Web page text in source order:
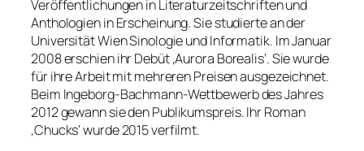
Veröffentlichungen in Literaturzeitschriften und
Anthologien in Erscheinung. Sie studierte an der
Universität Wien Sinologie und Informatik. Im Januar
2008 erschien ihr Debüt ‚Aurora Borealis‘. Sie wurde
für ihre Arbeit mit mehreren Preisen ausgezeichnet.
Beim Ingeborg-Bachmann-Wettbewerb des Jahres
2012 gewann sie den Publikumspreis. Ihr Roman
‚Chucks‘ wurde 2015 verfilmt.